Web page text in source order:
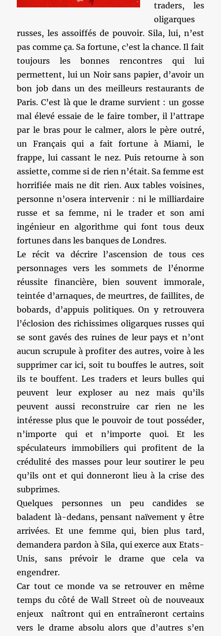
traders, les
oligarques
russes, les assoiffés de pouvoir. Sila, lui, n’est
pas comme ça. Sa fortune, c’est la chance. Il fait
toujours les bonnes rencontres qui lui
permettent, lui un Noir sans papier, d’avoir un
bon job dans un des meilleurs restaurants de
Paris. C’est là que le drame survient : un gosse
mal élevé essaie de le faire tomber, il l’attrape
par le bras pour le calmer, alors le père outré,
un Français qui a fait fortune à Miami, le
frappe, lui cassant le nez. Puis retourne à son
assiette, comme si de rien n’était. Sa femme est
horrifiée mais ne dit rien. Aux tables voisines,
personne n’osera intervenir : ni le milliardaire
russe et sa femme, ni le trader et son ami
ingénieur en algorithme qui font tous deux
fortunes dans les banques de Londres.
Le récit va décrire l’ascension de tous ces
personnages vers les sommets de l’énorme
réussite financière, bien souvent immorale,
teintée d’arnaques, de meurtres, de faillites, de
bobards, d’appuis politiques. On y retrouvera
l’éclosion des richissimes oligarques russes qui
se sont gavés des ruines de leur pays et n’ont
aucun scrupule à profiter des autres, voire à les
supprimer car ici, soit tu bouffes le autres, soit
ils te bouffent. Les traders et leurs bulles qui
peuvent leur exploser au nez mais qu’ils
peuvent aussi reconstruire car rien ne les
intéresse plus que le pouvoir de tout posséder,
n’importe qui et n’importe quoi. Et les
spéculateurs immobiliers qui profitent de la
crédulité des masses pour leur soutirer le peu
qu’ils ont et qui donneront lieu à la crise des
subprimes.
Quelques personnes un peu candides se
baladent là-dedans, pensant naïvement y être
arrivées. Et une femme qui, bien plus tard,
demandera pardon à Sila, qui exerce aux Etats-
Unis, sans prévoir le drame que cela va
engendrer.
Car tout ce monde va se retrouver en même
temps du côté de Wall Street où de nouveaux
enjeux naîtront qui en entraîneront certains
vers le drame absolu alors que d’autres s’en